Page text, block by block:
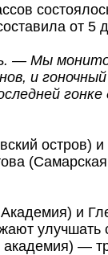
от 5
— Мы
и
остров)
и
улучшать
—